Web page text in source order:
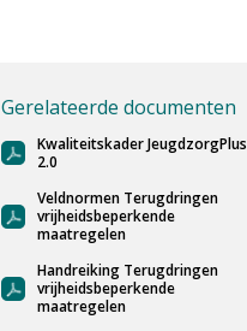
Gerelateerde documenten
Kwaliteitskader JeugdzorgPlus
2.0
Veldnormen Terugdringen
vrijheidsbeperkende
maatregelen
Handreiking Terugdringen
vrijheidsbeperkende
maatregelen